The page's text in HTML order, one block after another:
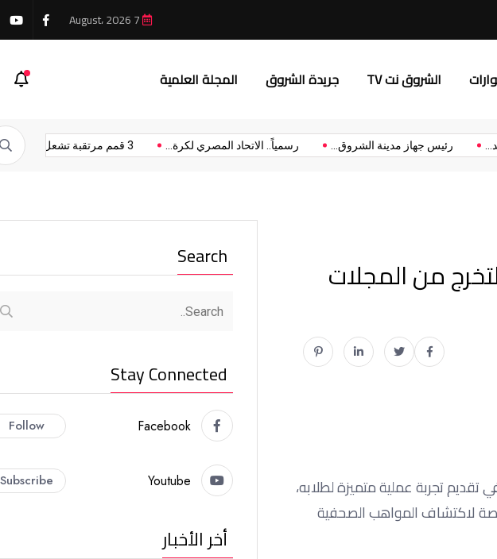
الشروق نت TV جريدة الشروق المجلة العلمية
3 قمم مرتقبة تشعل... رسمياً.. الاتحاد المصري لكرة... رئيس جهاز مدينة الشروق... لمحمد...
من المجلات
تقديم تجربة عملية متميزة لطلابه،
لاكتشاف المواهب الصحفية
Search
Stay Connected
Facebook
Follow
Youtube
Subscribe
أخر الأخبار